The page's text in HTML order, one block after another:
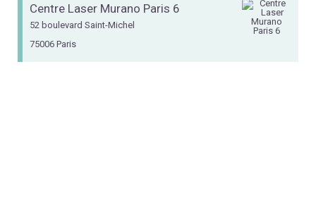
Centre Laser Murano Paris 6
52 boulevard Saint-Michel
75006 Paris